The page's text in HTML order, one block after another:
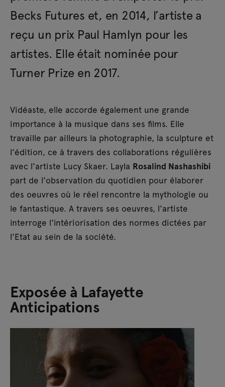
Becks Futures et, en 2014, l’artiste a
reçu un prix Paul Hamlyn pour les
artistes. Elle était nominée pour
Turner Prize en 2017.
Vidéaste, elle accorde également une grande
importance à la musique dans ses films. Elle
travaille par ailleurs la photographie, la sculpture et
l'édition, ce à travers des collaborations régulières
avec l'artiste Lucy Skaer. Layla Rosalind Nashashibi
part de l'observation du quotidien pour élaborer
des oeuvres où le réel rencontre la mythologie ou
le fantastique. A travers ses oeuvres, l'artiste
interroge l'intériorisation des normes dictées par
l'Etat au sein de la société.
Exposée à Lafayette
Anticipations